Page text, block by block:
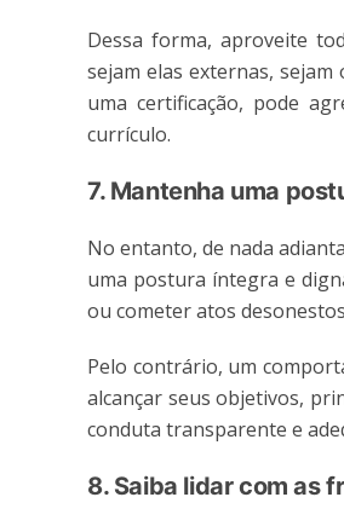
Dessa forma, aproveite
sejam elas externas,
uma certificação, pode
currículo.
7. Mantenha uma
No entanto, de nada
uma postura íntegra e
ou cometer atos
Pelo contrário, um
alcançar seus objetivos,
conduta transparente e
8. Saiba lidar com as